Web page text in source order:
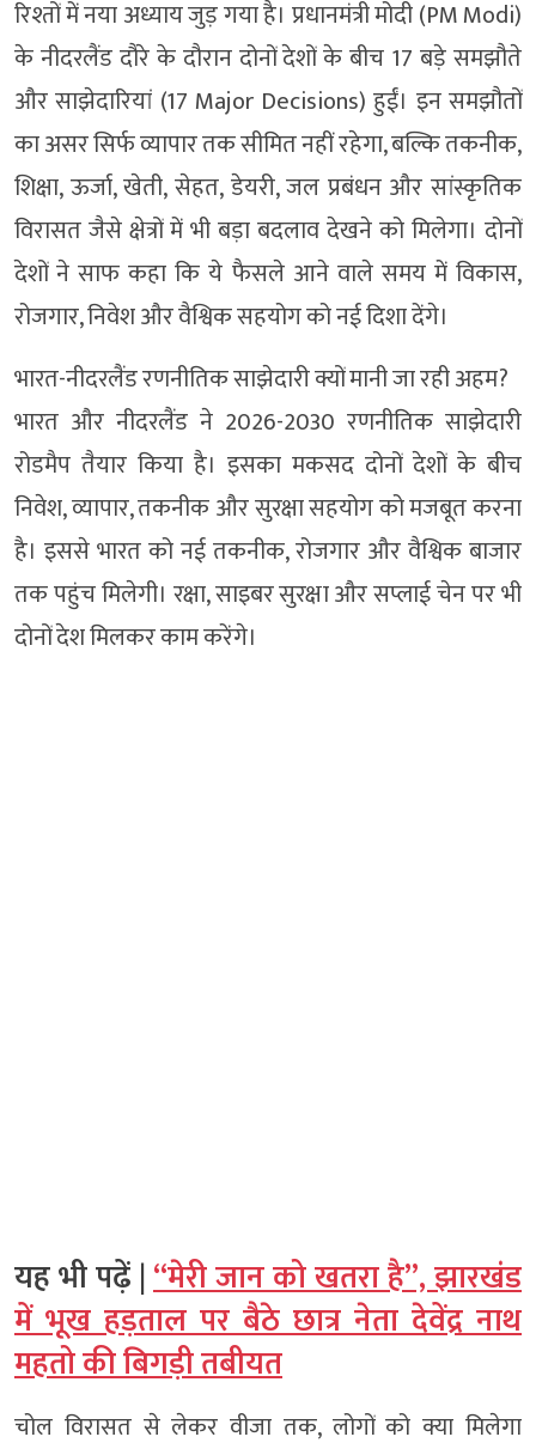
रिश्तों में नया अध्याय जुड़ गया है। प्रधानमंत्री मोदी (PM Modi)
के नीदरलैंड दौरे के दौरान दोनों देशों के बीच 17 बड़े समझौते
और साझेदारियां (17 Major Decisions) हुईं। इन समझौतों
का असर सिर्फ व्यापार तक सीमित नहीं रहेगा, बल्कि तकनीक,
शिक्षा, ऊर्जा, खेती, सेहत, डेयरी, जल प्रबंधन और सांस्कृतिक
विरासत जैसे क्षेत्रों में भी बड़ा बदलाव देखने को मिलेगा। दोनों
देशों ने साफ कहा कि ये फैसले आने वाले समय में विकास,
रोजगार, निवेश और वैश्विक सहयोग को नई दिशा देंगे।
भारत-नीदरलैंड रणनीतिक साझेदारी क्यों मानी जा रही अहम?
भारत और नीदरलैंड ने 2026-2030 रणनीतिक साझेदारी
रोडमैप तैयार किया है। इसका मकसद दोनों देशों के बीच
निवेश, व्यापार, तकनीक और सुरक्षा सहयोग को मजबूत करना
है। इससे भारत को नई तकनीक, रोजगार और वैश्विक बाजार
तक पहुंच मिलेगी। रक्षा, साइबर सुरक्षा और सप्लाई चेन पर भी
दोनों देश मिलकर काम करेंगे।
यह भी पढ़ें |“मेरी जान को खतरा है”, झारखंड
में भूख हड़ताल पर बैठे छात्र नेता देवेंद्र नाथ
महतो की बिगड़ी तबीयत
चोल विरासत से लेकर वीजा तक, लोगों को क्या मिलेगा